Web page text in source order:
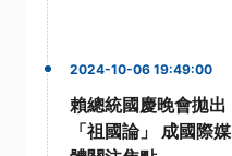
2024-10-06 19:49:00
賴總統國慶晚會拋出
「祖國論」 成國際媒